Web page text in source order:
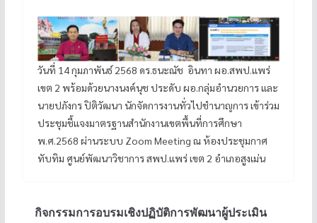
วันที่ 14 กุมภาพันธ์ 2568 ดร.ธนะณัช อินทา ผอ.สพป.แพร่
เขต 2 พร้อมด้วยนางนงค์นุช ประดับ ผอ.กลุ่มอำนวยการ และ
นายปภังกร ปิติวัฒนา นักจัดการงานทั่วไปชำนาญการ เข้าร่วม
ประชุมชี้แจงมาตรฐานสำนักงานเขตพื้นที่การศึกษา
พ.ศ.2568 ผ่านระบบ Zoom Meeting ณ ห้องประชุมกาศ
ทับทิม ศูนย์พัฒนาวิชาการ สพป.แพร่ เขต 2 อำเภอสูงเม่น
กิจกรรมการอบรมเชิงปฏิบัติการพัฒนาผู้ประเมิน